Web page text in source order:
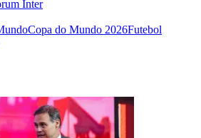
Copa do Mundo 2026Futebol